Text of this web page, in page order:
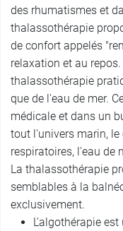
des rhumatismes et
thalassothérapie
de confort appelés
relaxation et au
thalassothérapie
que de l'eau de mer.
médicale et dans un
tout l'univers marin,
respiratoires, l'eau de
La thalassothérapie
semblables à la
exclusivement.
L'algothérapie